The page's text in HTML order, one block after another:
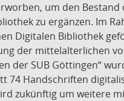
um den Bestand
zu ergänzen. Im
Digitalen Bibliothek
der mittelalterlichen
der SUB Göttingen“
74 Handschriften
zukünftig um weitere